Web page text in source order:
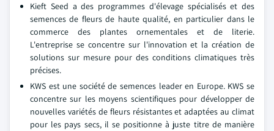
Kieft Seed a des programmes d'élevage spécialisés et des
semences de fleurs de haute qualité, en particulier dans le
commerce des plantes ornementales et de literie.
L'entreprise se concentre sur l'innovation et la création de
solutions sur mesure pour des conditions climatiques très
précises.
KWS est une société de semences leader en Europe. KWS se
concentre sur les moyens scientifiques pour développer de
nouvelles variétés de fleurs résistantes et adaptées au climat
pour les pays secs, il se positionne à juste titre de manière